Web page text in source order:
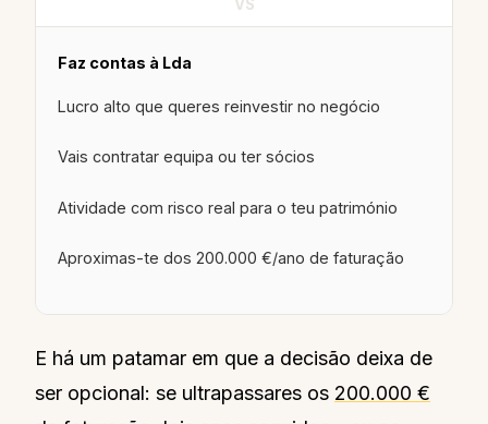
VS
Faz contas à Lda
Lucro alto que queres reinvestir no negócio
Vais contratar equipa ou ter sócios
Atividade com risco real para o teu património
Aproximas-te dos 200.000 €/ano de faturação
E há um patamar em que a decisão deixa de
ser opcional: se ultrapassares os 200.000 €